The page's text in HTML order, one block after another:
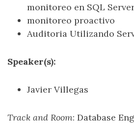
monitoreo en SQL
monitoreo proactivo
Auditoria Utilizando
Speaker(s):
Javier Villegas
Track and Room: Database